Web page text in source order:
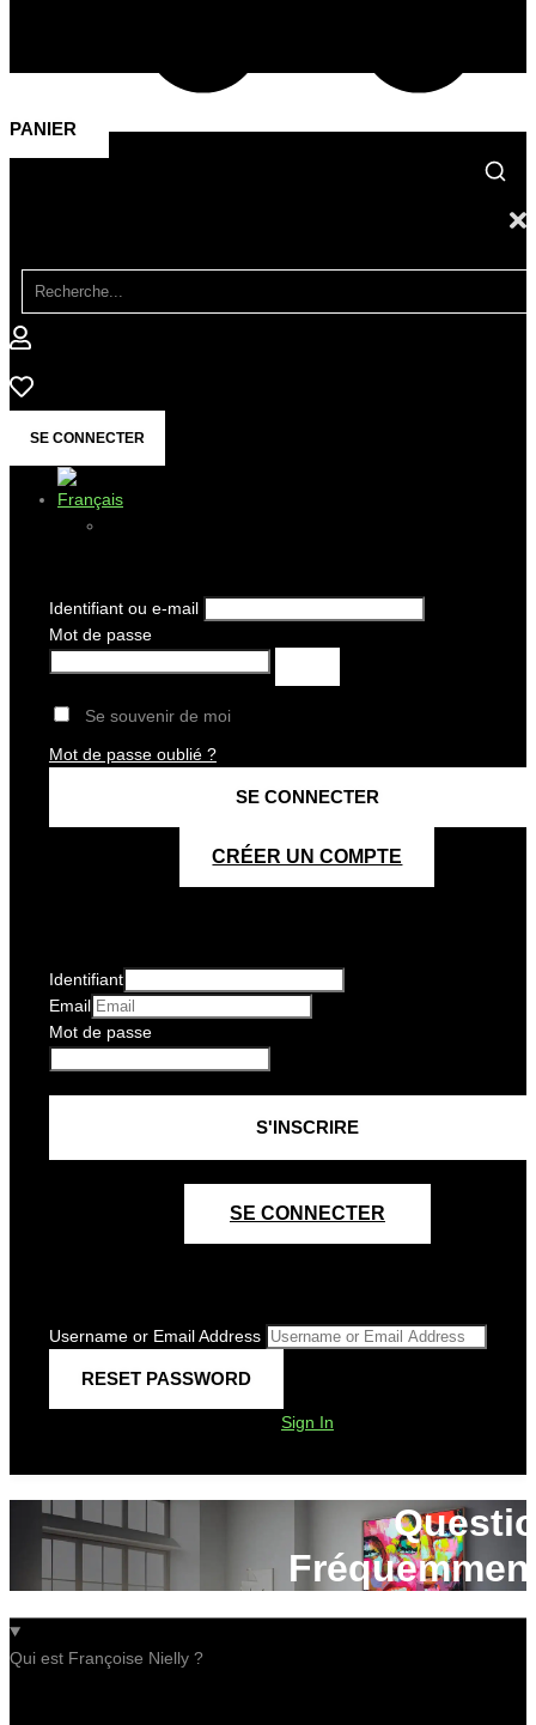
PANIER
SE CONNECTER
Identifiant ou e-mail
Mot de passe
Se souvenir de moi
Mot de passe oublié ?
CRÉER UN COMPTE
Identifiant
Email
Mot de passe
SE CONNECTER
Username or Email Address
Sign In
Qui est Françoise Nielly ?